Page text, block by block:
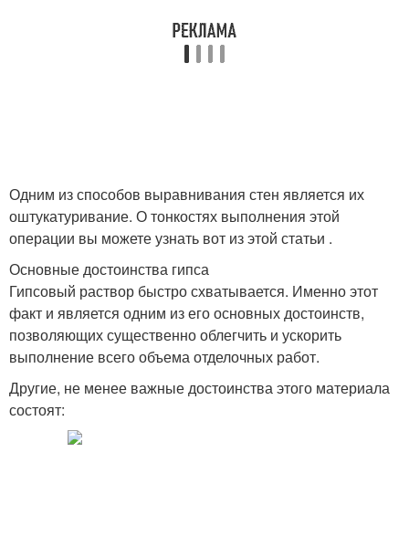
Одним из способов выравнивания стен является их
оштукатуривание. О тонкостях выполнения этой
операции вы можете узнать вот из этой статьи .
Основные достоинства гипса
Гипсовый раствор быстро схватывается. Именно этот
факт и является одним из его основных достоинств,
позволяющих существенно облегчить и ускорить
выполнение всего объема отделочных работ.
Другие, не менее важные достоинства этого материала
состоят: